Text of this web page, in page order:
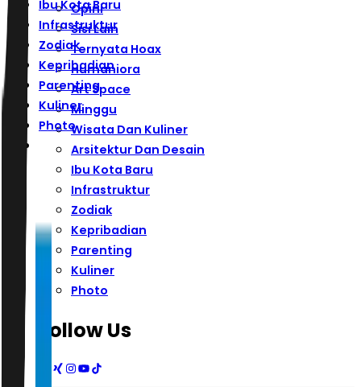
Ibu Kota Baru
Infrastruktur
Zodiak
Kepribadian
Parenting
Kuliner
Photo
Opini
Sisi Lain
Ternyata Hoax
Humaniora
Art Space
Minggu
Wisata Dan Kuliner
Arsitektur Dan Desain
Ibu Kota Baru
Infrastruktur
Zodiak
Kepribadian
Parenting
Kuliner
Photo
Follow Us